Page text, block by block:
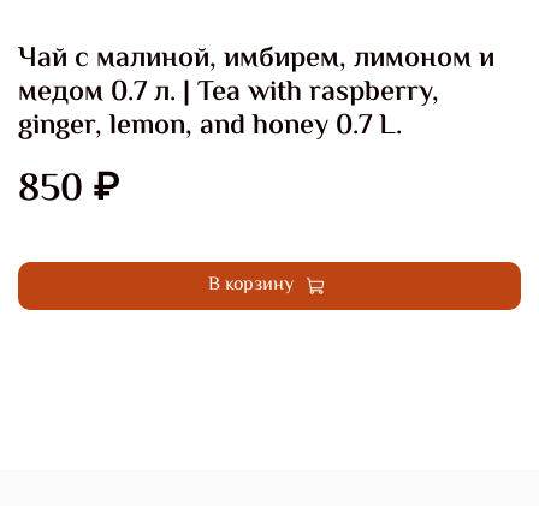
Чай с малиной, имбирем, лимоном и
медом 0.7 л. | Tea with raspberry,
ginger, lemon, and honey 0.7 L.
850 ₽
В корзину